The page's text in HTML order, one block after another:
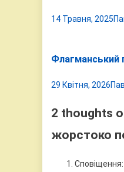
14 Травня, 2025
Флагманський
29 Квітня, 2026
2 thoughts
жорстоко
Сповіщення: